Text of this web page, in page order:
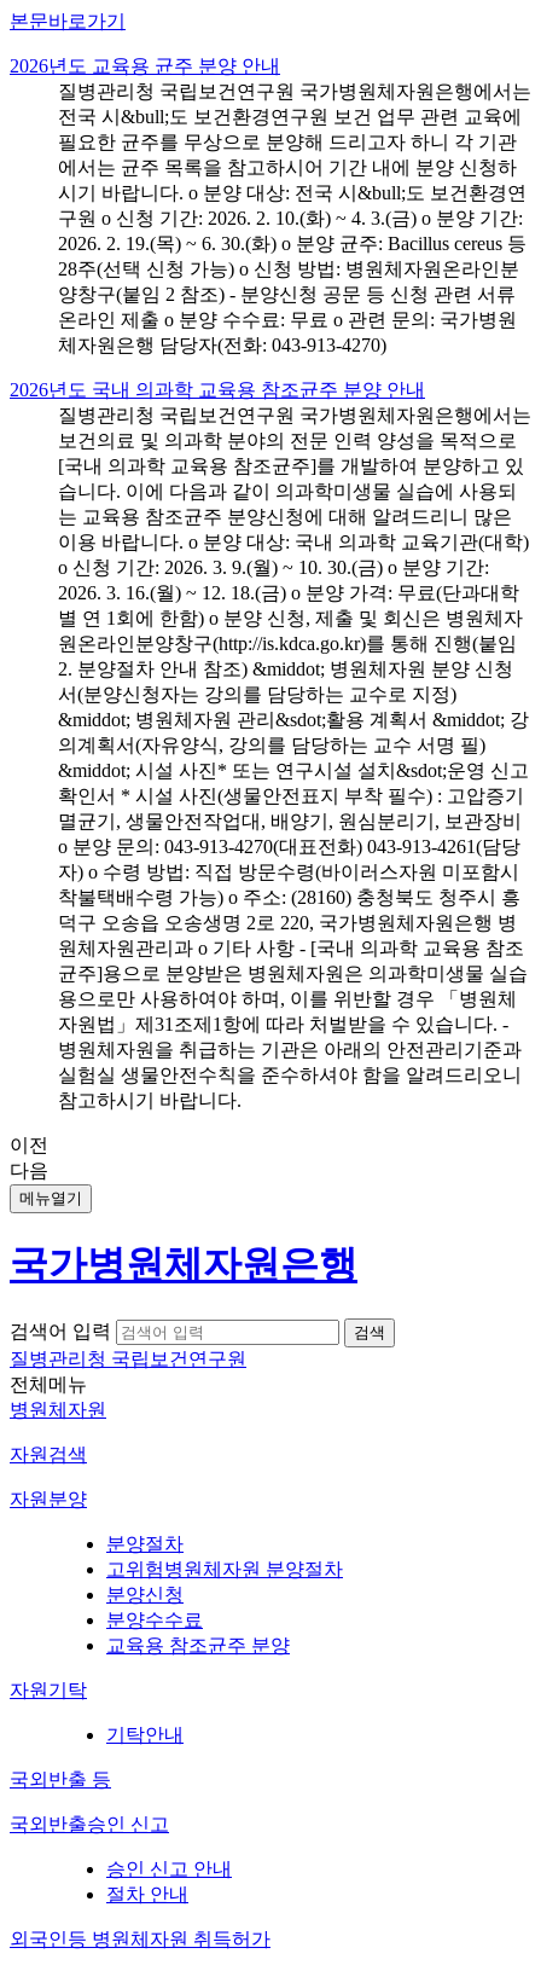
본문바로가기
2026년도 교육용 균주 분양 안내
질병관리청 국립보건연구원 국가병원체자원은행에서는
전국 시&bull;도 보건환경연구원 보건 업무 관련 교육에
필요한 균주를 무상으로 분양해 드리고자 하니 각 기관
에서는 균주 목록을 참고하시어 기간 내에 분양 신청하
시기 바랍니다. o 분양 대상: 전국 시&bull;도 보건환경연
구원 o 신청 기간: 2026. 2. 10.(화) ~ 4. 3.(금) o 분양 기간:
2026. 2. 19.(목) ~ 6. 30.(화) o 분양 균주: Bacillus cereus 등
28주(선택 신청 가능) o 신청 방법: 병원체자원온라인분
양창구(붙임 2 참조) - 분양신청 공문 등 신청 관련 서류
온라인 제출 o 분양 수수료: 무료 o 관련 문의: 국가병원
체자원은행 담당자(전화: 043-913-4270)
2026년도 국내 의과학 교육용 참조균주 분양 안내
질병관리청 국립보건연구원 국가병원체자원은행에서는
보건의료 및 의과학 분야의 전문 인력 양성을 목적으로
[국내 의과학 교육용 참조균주]를 개발하여 분양하고 있
습니다. 이에 다음과 같이 의과학미생물 실습에 사용되
는 교육용 참조균주 분양신청에 대해 알려드리니 많은
이용 바랍니다. o 분양 대상: 국내 의과학 교육기관(대학)
o 신청 기간: 2026. 3. 9.(월) ~ 10. 30.(금) o 분양 기간:
2026. 3. 16.(월) ~ 12. 18.(금) o 분양 가격: 무료(단과대학
별 연 1회에 한함) o 분양 신청, 제출 및 회신은 병원체자
원온라인분양창구(http://is.kdca.go.kr)를 통해 진행(붙임
2. 분양절차 안내 참조) &middot; 병원체자원 분양 신청
서(분양신청자는 강의를 담당하는 교수로 지정)
&middot; 병원체자원 관리&sdot;활용 계획서 &middot; 강
의계획서(자유양식, 강의를 담당하는 교수 서명 필)
&middot; 시설 사진* 또는 연구시설 설치&sdot;운영 신고
확인서 * 시설 사진(생물안전표지 부착 필수) : 고압증기
멸균기, 생물안전작업대, 배양기, 원심분리기, 보관장비
o 분양 문의: 043-913-4270(대표전화) 043-913-4261(담당
자) o 수령 방법: 직접 방문수령(바이러스자원 미포함시
착불택배수령 가능) o 주소: (28160) 충청북도 청주시 흥
덕구 오송읍 오송생명 2로 220, 국가병원체자원은행 병
원체자원관리과 o 기타 사항 - [국내 의과학 교육용 참조
균주]용으로 분양받은 병원체자원은 의과학미생물 실습
용으로만 사용하여야 하며, 이를 위반할 경우 「병원체
자원법」제31조제1항에 따라 처벌받을 수 있습니다. -
병원체자원을 취급하는 기관은 아래의 안전관리기준과
실험실 생물안전수칙을 준수하셔야 함을 알려드리오니
참고하시기 바랍니다.
이전
다음
메뉴열기
국가병원체자원은행
검색어 입력
질병관리청 국립보건연구원
전체메뉴
병원체자원
자원검색
자원분양
분양절차
고위험병원체자원 분양절차
분양신청
분양수수료
교육용 참조균주 분양
자원기탁
기탁안내
국외반출 등
국외반출승인 신고
승인 신고 안내
절차 안내
외국인등 병원체자원 취득허가